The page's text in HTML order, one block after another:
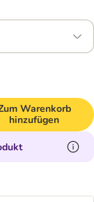
Warenkorb
hinzufügen